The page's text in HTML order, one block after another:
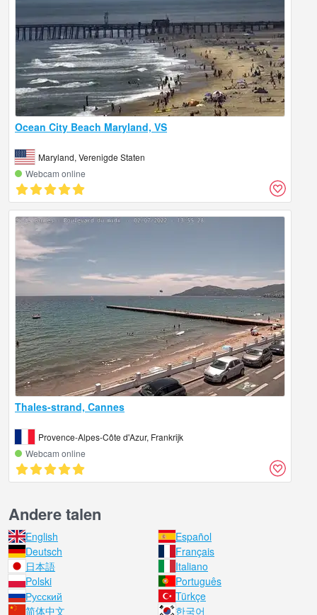
Ocean City Beach Maryland, VS
Maryland, Verenigde Staten
Webcam online
Thales-strand, Cannes
Provence-Alpes-Côte d'Azur, Frankrijk
Webcam online
Andere talen
English
Español
Deutsch
Français
日本語
Italiano
Polski
Português
Русский
Türkçe
简体中文
한국어